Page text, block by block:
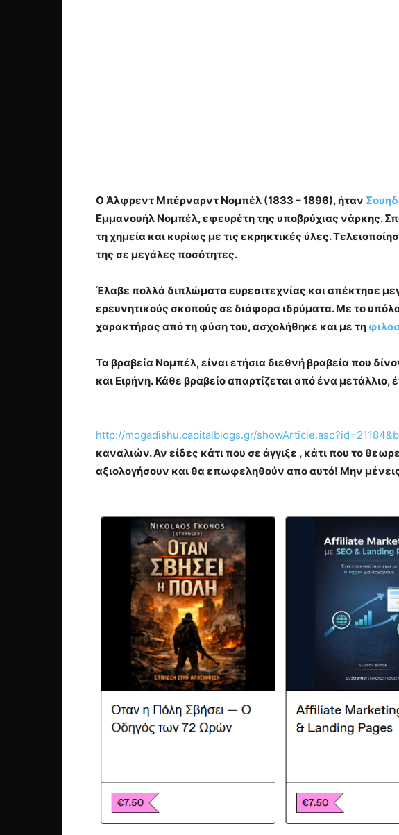
Ο Άλφρεντ Μπέρναρντ Νομπέλ (1833 – 1896), ήταν
Εμμανουήλ Νομπέλ, εφευρέτη της υποβρύχιας νάρκης.
τηχημεία και κυρίως με τις εκρηκτικές ύλες.
της σε μεγάλες ποσότητες.
Έλαβε πολλά διπλώματα ευρεσιτεχνίας και απέκτησε
ερευνητικούς σκοπούς σε διάφορα ιδρύματα. Με το
χαρακτήρας από τη φύση του, ασχολήθηκε και με τη
Τα βραβεία Νομπέλ, είναι ετήσια διεθνή βραβεία που
και Ειρήνη. Κάθε βραβείο απαρτίζεται από ένα μετάλλιο,
http://mogadishu.capitalblogs.gr/
καναλιών. Αν είδες κάτι που σε άγγιξε , κάτι που το
αξιολογήσουν και θα επωφεληθούν απο αυτό! Μην